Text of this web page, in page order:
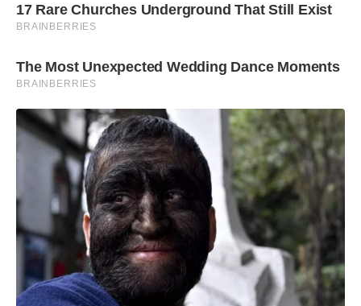
17 Rare Churches Underground That Still Exist
BRAINBERRIES
The Most Unexpected Wedding Dance Moments
BRAINBERRIES